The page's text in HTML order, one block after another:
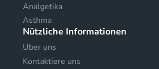
Analgetika
Asthma
Nützliche Informationen
Uber uns
Kontaktiere uns